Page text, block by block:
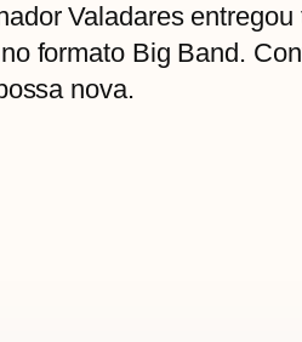
Valadares entregou
formato Big Band.
nova.